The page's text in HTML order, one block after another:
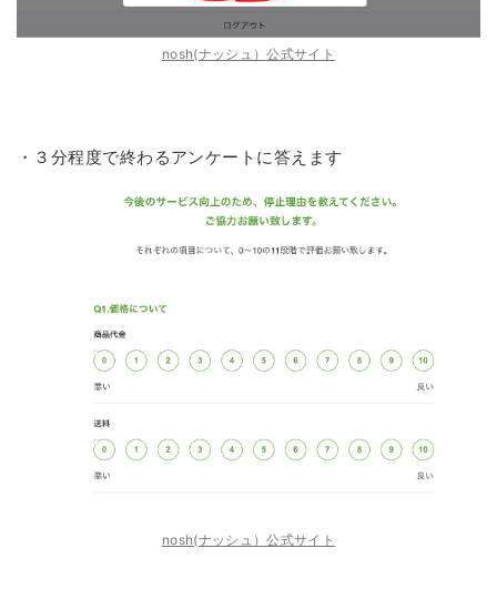
nosh(ナッシュ）公式サイト
・３分程度で終わるアンケートに答えます
nosh(ナッシュ）公式サイト